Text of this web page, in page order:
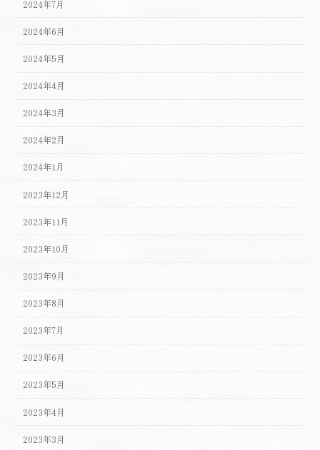
2024年7月
2024年6月
2024年5月
2024年4月
2024年3月
2024年2月
2024年1月
2023年12月
2023年11月
2023年10月
2023年9月
2023年8月
2023年7月
2023年6月
2023年5月
2023年4月
2023年3月